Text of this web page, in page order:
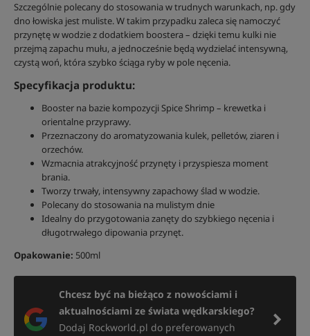
Szczególnie polecany do stosowania w trudnych warunkach, np. gdy
dno łowiska jest muliste. W takim przypadku zaleca się namoczyć
przynętę w wodzie z dodatkiem boostera – dzięki temu kulki nie
przejmą zapachu mułu, a jednocześnie będą wydzielać intensywną,
czystą woń, która szybko ściąga ryby w pole nęcenia.
Specyfikacja produktu:
Booster na bazie kompozycji Spice Shrimp – krewetka i
orientalne przyprawy.
Przeznaczony do aromatyzowania kulek, pelletów, ziaren i
orzechów.
Wzmacnia atrakcyjność przynęty i przyspiesza moment
brania.
Tworzy trwały, intensywny zapachowy ślad w wodzie.
Polecany do stosowania na mulistym dnie
Idealny do przygotowania zanęty do szybkiego nęcenia i
długotrwałego dipowania przynęt.
Opakowanie: 500ml
Chcesz być na bieżąco z nowościami i
aktualnościami ze świata wędkarskiego?
Dodaj Rockworld.pl do preferowanych